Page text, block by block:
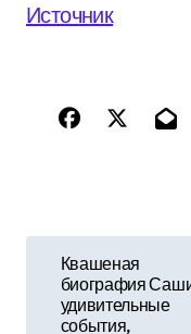
Источник
Квашеная
биография
удивительные
события,